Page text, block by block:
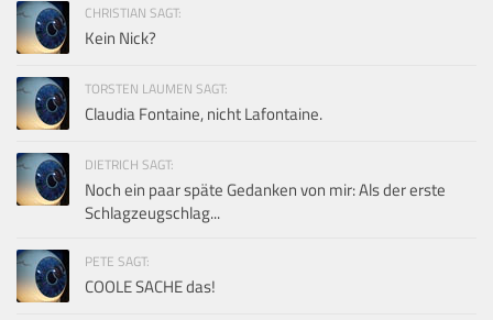
CHRISTIAN SAGT:
Kein Nick?
TORSTEN LAUMEN SAGT:
Claudia Fontaine, nicht Lafontaine.
DIETRICH SAGT:
Noch ein paar späte Gedanken von mir: Als der erste
Schlagzeugschlag...
PETE SAGT:
COOLE SACHE das!